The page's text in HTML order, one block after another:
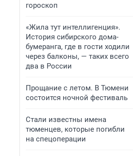
гороскоп
«Жила тут интеллигенция».
История сибирского дома-
бумеранга, где в гости ходили
через балконы, — таких всего
два в России
Прощание с летом. В Тюмени
состоится ночной фестиваль
Стали известны имена
тюменцев, которые погибли
на спецоперации